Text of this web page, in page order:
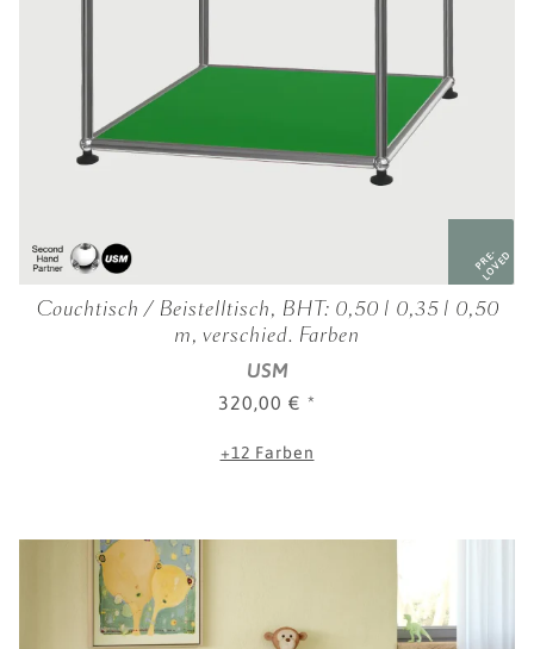
PRE-
LOVED
Couchtisch / Beistelltisch, BHT: 0,50 | 0,35 | 0,50
m, verschied. Farben
USM
320,00 € *
+12 Farben